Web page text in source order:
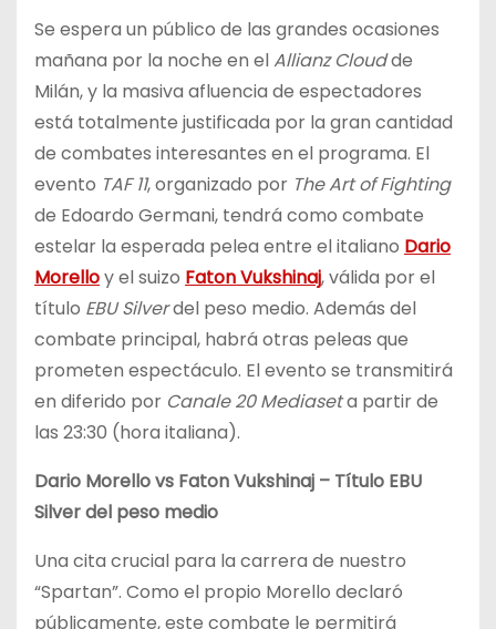
Se espera un público de las grandes ocasiones
mañana por la noche en elAllianz Cloudde
Milán, y la masiva afluencia de espectadores
está totalmente justificada por la gran cantidad
de combates interesantes en el programa. El
evento TAF 11, organizado por The Art of Fighting
de Edoardo Germani, tendrá como combate
estelar la esperada pelea entre el italiano Dario
Morelloy el suizo Faton Vukshinaj, válida por el
título EBU Silverdel peso medio. Además del
combate principal, habrá otras peleas que
prometen espectáculo. El evento se transmitirá
en diferido por Canale 20 Mediaseta partir de
las 23:30 (hora italiana).
Dario Morello vs Faton Vukshinaj – Título EBU
Silver del peso medio
Una cita crucial para la carrera de nuestro
“Spartan”. Como el propio Morello declaró
públicamente, este combate le permitirá